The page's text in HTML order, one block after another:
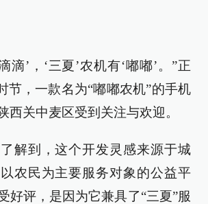
滴’，‘三夏’农机有‘嘟嘟’。”正
节，一款名为“嘟嘟农机”的手机
西关中麦区受到关注与欢迎。
解到，这个开发灵感来源于城
农民为主要服务对象的公益平
好评，是因为它兼具了“三夏”服